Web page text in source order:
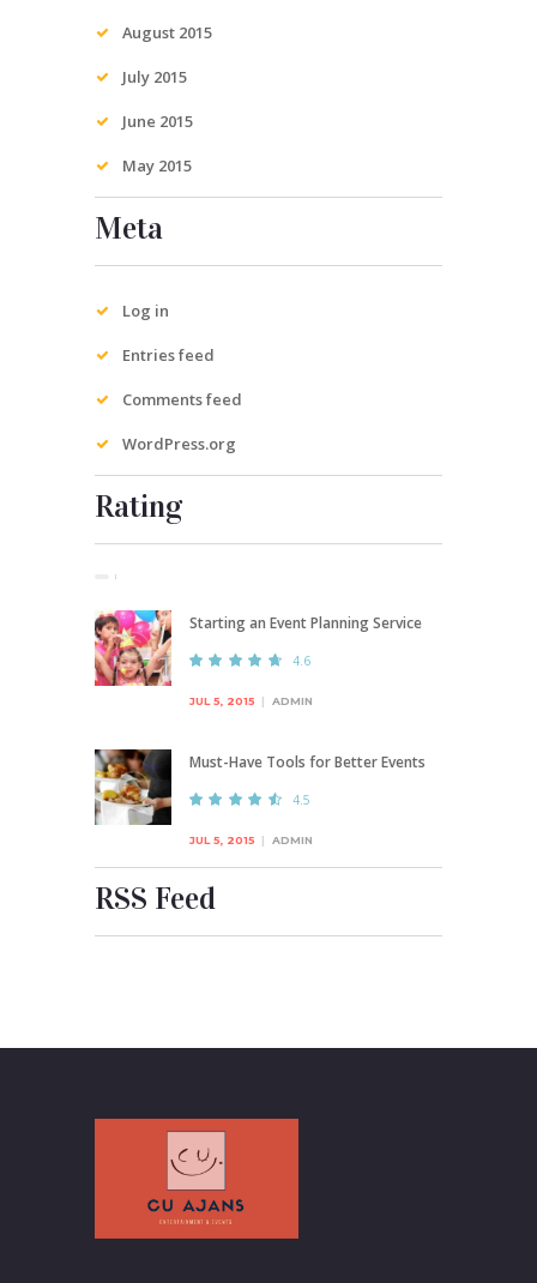
August 2015
July 2015
June 2015
May 2015
Meta
Log in
Entries feed
Comments feed
WordPress.org
Rating
Starting an Event Planning Service
4.6
JUL 5, 2015 ADMIN
Must-Have Tools for Better Events
4.5
JUL 5, 2015 ADMIN
RSS Feed